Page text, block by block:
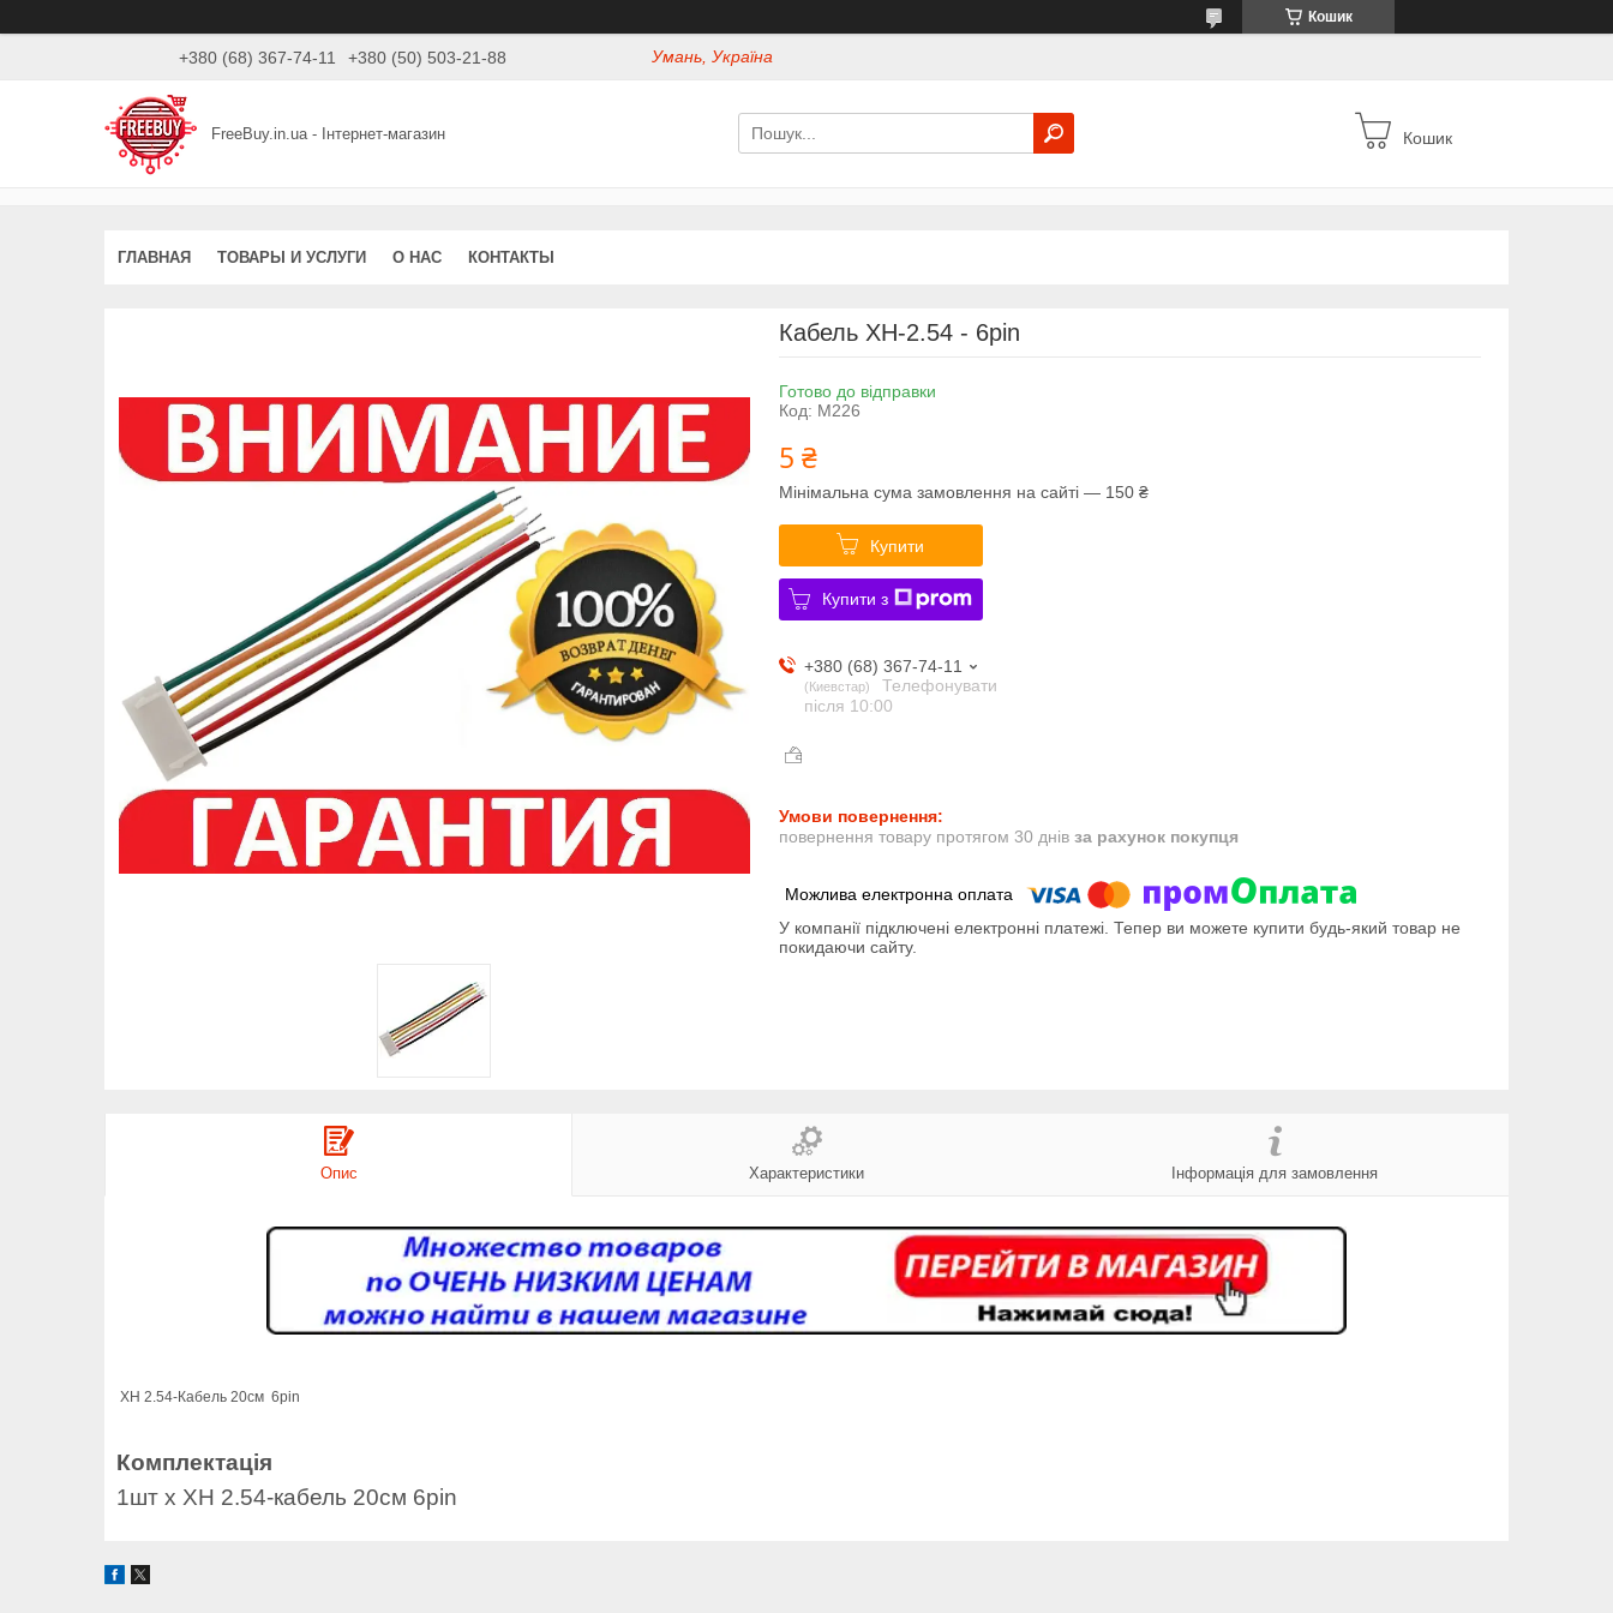
Кошик
+380 (68) 367-74-11 +380 (50) 503-21-88 Умань, Україна
FreeBuy.in.ua - Інтернет-магазин Кошик
ГЛАВНАЯ ТОВАРЫ И УСЛУГИ О НАС КОНТАКТЫ
Кабель XH-2.54 - 6pin
Готово до відправки
Код: М226
5 ₴
Мінімальна сума замовлення на сайті — 150 ₴
Купити
Купити з
+380 (68) 367-74-11
Киевстар
Телефонувати
після 10:00
повернення товару протягом 30 днів за рахунок покупця
У компанії підключені електронні платежі. Тепер ви можете купити будь-який товар не
покидаючи сайту.
Опис Характеристики Інформація для замовлення
XH 2.54-Кабель 20см 6pin
Комплектація
1шт x XH 2.54-кабель 20см 6pin